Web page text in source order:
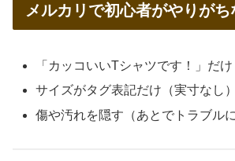
メルカリで初心者がやりがち
「カッコいいTシャツです！」だけ
サイズがタグ表記だけ（実寸なし）
傷や汚れを隠す（あとでトラブルに